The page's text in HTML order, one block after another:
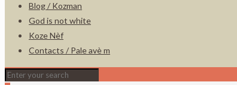
Blog / Kozman
God is not white
Koze Nèf
Contacts / Pale avè m